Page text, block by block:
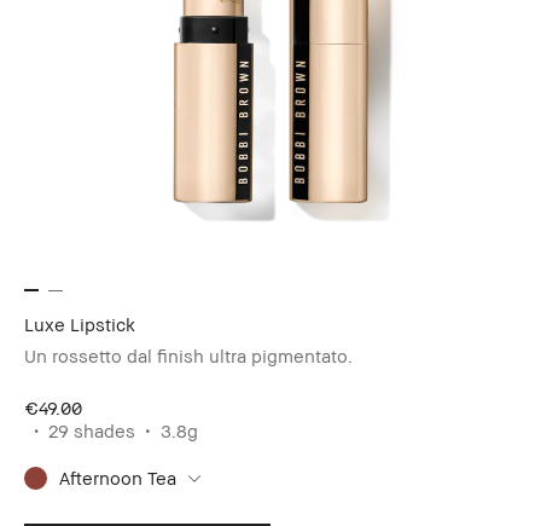
Luxe Lipstick
Un rossetto dal finish ultra pigmentato.
€49.00
29 shades
3.8g
Afternoon Tea